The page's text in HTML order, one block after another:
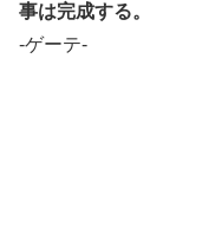
事は完成する。
-ゲーテ-